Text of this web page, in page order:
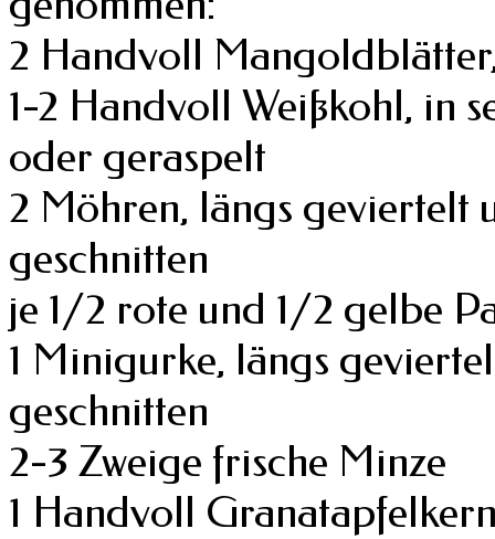
2 Handvoll
1-2 Handvoll Weißkohl, in
oder geraspelt
2 Möhren, längs geviertelt
geschnitten
je 1/2 rote und 1/2 gelbe
1 Minigurke, längs
geschnitten
2-3 Zweige frische Minze
1 Handvoll